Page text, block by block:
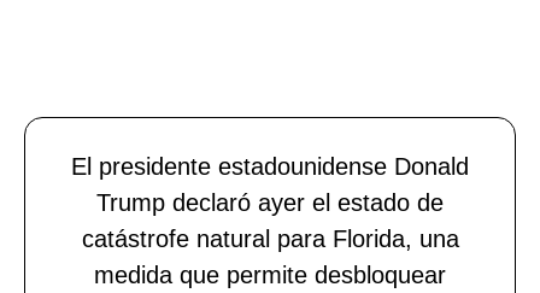
El presidente estadounidense Donald
Trump declaró ayer el estado de
catástrofe natural para Florida, una
medida que permite desbloquear